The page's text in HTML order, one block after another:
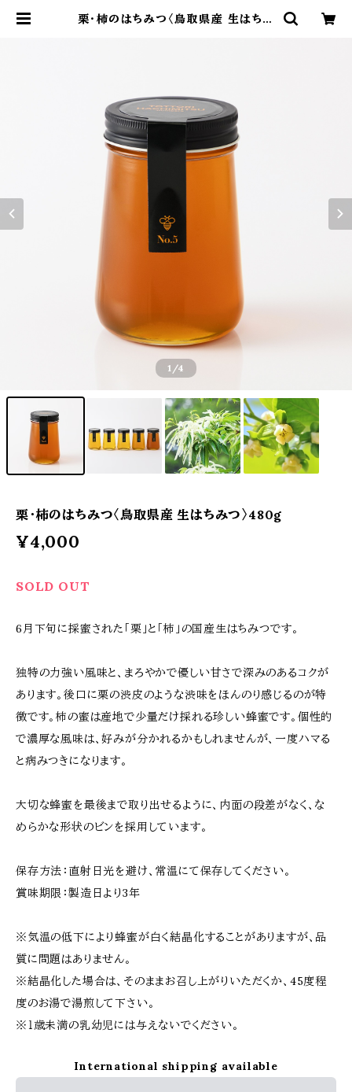
栗・柿のはちみつ〈鳥取県産 生はちみ
1 /4
栗・柿のはちみつ〈鳥取県産 生はちみつ〉480g
¥4,000
SOLD OUT
6月下旬に採蜜された「栗」と「柿」の国産生はちみつです。
独特の力強い風味と、まろやかで優しい甘さで深みのあるコクが
あります。後口に栗の渋皮のような渋味をほんのり感じるのが特
徴です。柿の蜜は産地で少量だけ採れる珍しい蜂蜜です。個性的
で濃厚な風味は、好みが分かれるかもしれませんが、一度ハマる
と病みつきになります。
大切な蜂蜜を最後まで取り出せるように、内面の段差がなく、な
めらかな形状のビンを採用しています。
保存方法：直射日光を避け、常温にて保存してください。
賞味期限：製造日より3年
※気温の低下により蜂蜜が白く結晶化することがありますが、品
質に問題はありません。
※結晶化した場合は、そのままお召し上がりいただくか、45度程
度のお湯で湯煎して下さい。
※１歳未満の乳幼児には与えないでください。
International shipping available